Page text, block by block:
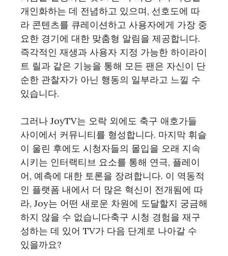
개인화하는 데 전념하고 있으며, 선호도에 따
라 콘텐츠를 큐레이션하고 사용자에게 가장 중
요한 경기에 대한 맞춤형 알림을 제공합니다.
즉각적인 재생과 사용자 지정 가능한 하이라이
트 릴과 같은 기능을 통해 모든 팬은 자신이 단
순한 관찰자가 아닌 행동의 일부라고 느낄 수
있습니다.
그러나 JoyTV는 오락 외에도 축구 애호가들
사이에서 커뮤니티를 형성합니다. 마지막 휘슬
이 울린 후에도 시청자들의 몰입을 오래 지속
시키는 인터랙티브 요소를 통해 연극, 플레이
어, 예측에 대한 토론을 장려합니다. 이 역동적
인 플랫폼 내에서 더 많은 혁신이 전개됨에 따
라, Joy는 어떤 새로운 차원에 도달할지 궁금해
하지 않을 수 없습니다축구 시청 경험을 재구
성하는 데 있어 TV가 다음 단계로 나아갈 수
있을까요?